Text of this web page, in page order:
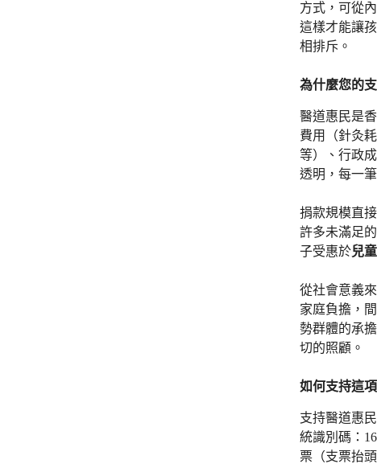
方式，可從
這樣才能讓
相排斥。
為什麼您的
醫道惠民是
費用（針灸
等）、行政
透明，每一
捐款規模直
許多未滿足
子受惠於兒
從社會意義
家庭負擔，
勢群體的承
切的照顧。
如何支持這
支持醫道惠
統識別碼：
票（支票抬